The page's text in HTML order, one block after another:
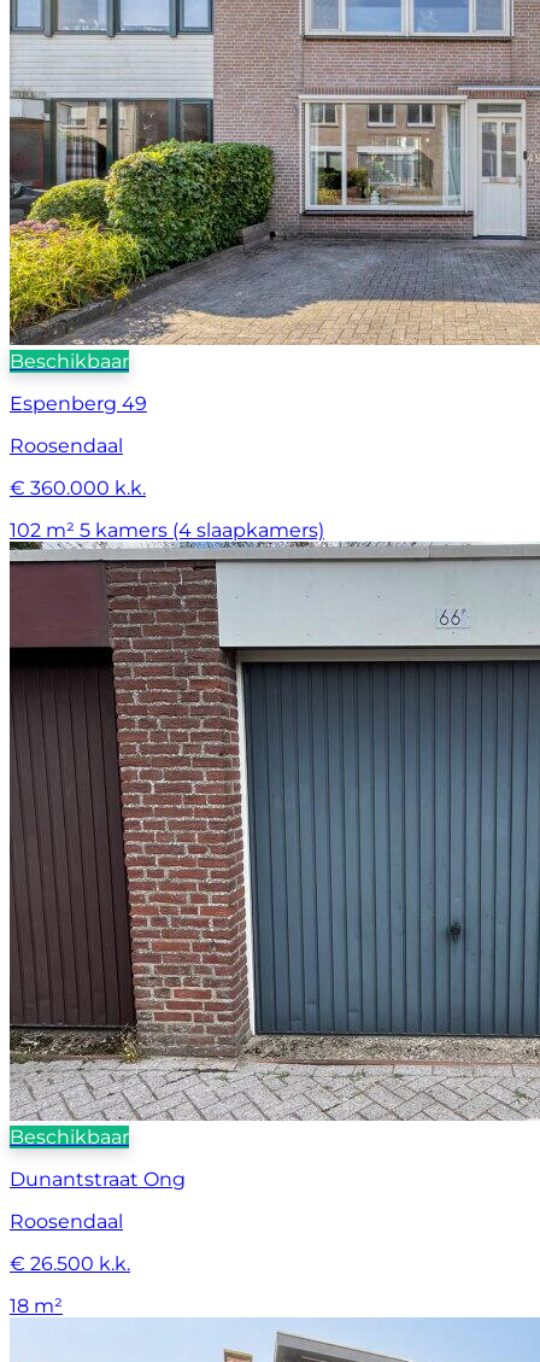
Beschikbaar
Espenberg 49
Roosendaal
€ 360.000 k.k.
102 m² 5 kamers (4 slaapkamers)
Beschikbaar
Dunantstraat Ong
Roosendaal
€ 26.500 k.k.
18 m²